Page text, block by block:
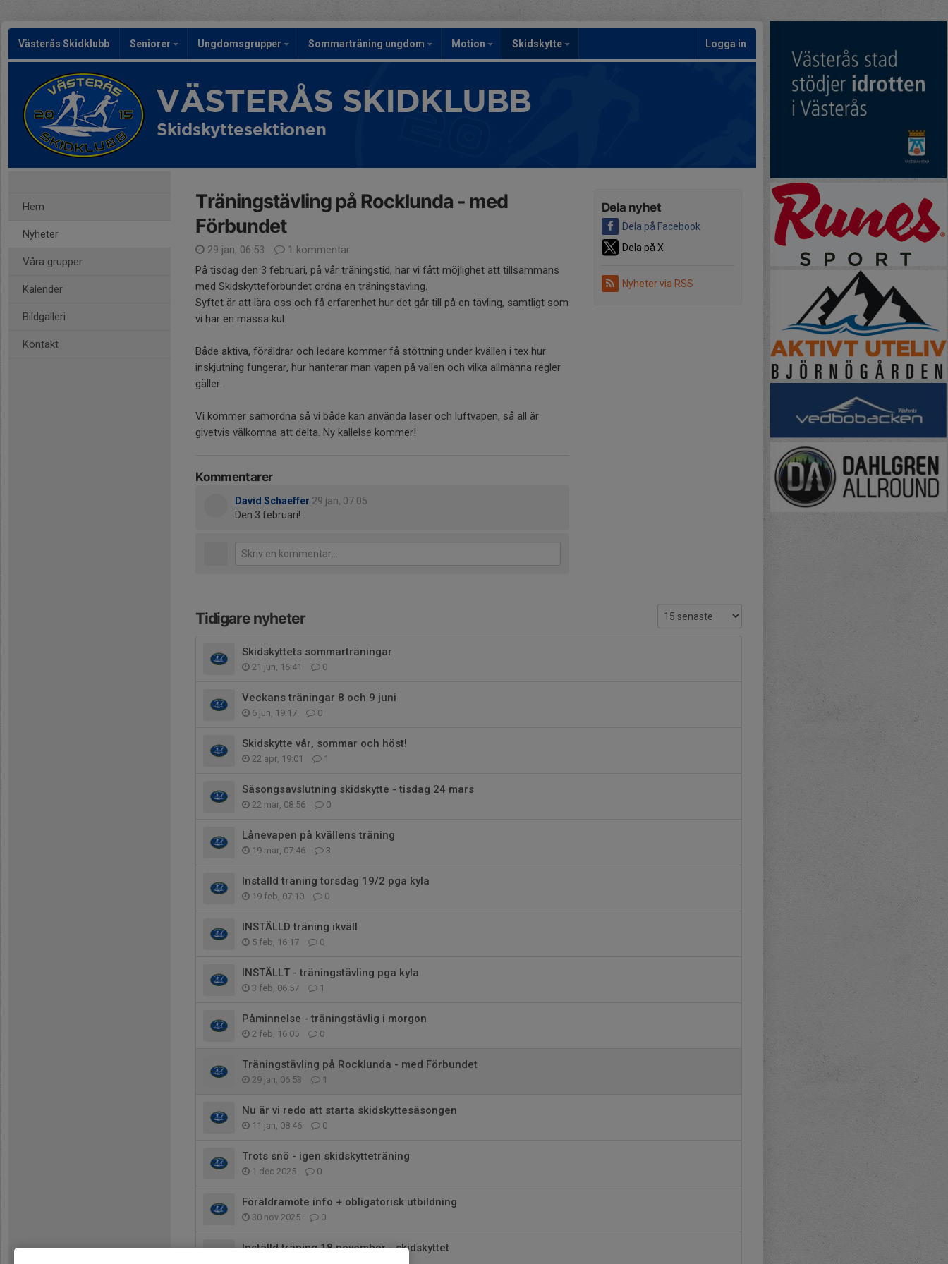
Västerås Skidklubb Seniorer Ungdomsgrupper Sommarträning ungdom Motion Skidskytte Logga in
VÄSTERÅS SKIDKLUBB
Skidskyttesektionen
Hem
Nyheter
Våra grupper
Kalender
Bildgalleri
Kontakt
Dela nyhet
Dela på Facebook
Dela på X
Nyheter via RSS
Träningstävling på Rocklunda - med
Förbundet
29 jan, 06:53
1 kommentar
På tisdag den 3 februari, på vår träningstid, har vi fått möjlighet att tillsammans
med Skidskytteförbundet ordna en träningstävling.
Syftet är att lära oss och få erfarenhet hur det går till på en tävling, samtligt som
vi har en massa kul.
Både aktiva, föräldrar och ledare kommer få stöttning under kvällen i tex hur
inskjutning fungerar, hur hanterar man vapen på vallen och vilka allmänna regler
gäller.
Vi kommer samordna så vi både kan använda laser och luftvapen, så all är
givetvis välkomna att delta. Ny kallelse kommer!
Kommentarer
David Schaeffer 29 jan, 07:05
Den 3 februari!
Tidigare nyheter
Skidskyttets sommarträningar
21 jun, 16:41 0
Veckans träningar 8 och 9 juni
6 jun, 19:17 0
Skidskytte vår, sommar och höst!
22 apr, 19:01 1
Säsongsavslutning skidskytte - tisdag 24 mars
22 mar, 08:56 0
Lånevapen på kvällens träning
19 mar, 07:46 3
Inställd träning torsdag 19/2 pga kyla
19 feb, 07:10 0
INSTÄLLD träning ikväll
5 feb, 16:17 0
INSTÄLLT - träningstävling pga kyla
3 feb, 06:57 1
Påminnelse - träningstävlig i morgon
2 feb, 16:05 0
Träningstävling på Rocklunda - med Förbundet
29 jan, 06:53 1
Nu är vi redo att starta skidskyttesäsongen
11 jan, 08:46 0
Trots snö - igen skidskytteträning
1 dec 2025 0
Föräldramöte info + obligatorisk utbildning
30 nov 2025 0
Inställd träning 18 november - skidskyttet